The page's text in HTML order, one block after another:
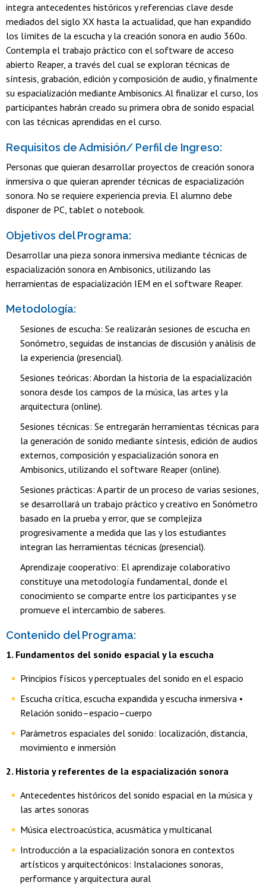
integra antecedentes históricos y referencias clave desde
mediados del siglo XX hasta la actualidad, que han expandido
los límites de la escucha y la creación sonora en audio 360o.
Contempla el trabajo práctico con el software de acceso
abierto Reaper, a través del cual se exploran técnicas de
síntesis, grabación, edición y composición de audio, y finalmente
su espacialización mediante Ambisonics. Al finalizar el curso, los
participantes habrán creado su primera obra de sonido espacial
con las técnicas aprendidas en el curso.
Requisitos de Admisión/ Perfil de Ingreso:
Personas que quieran desarrollar proyectos de creación sonora
inmersiva o que quieran aprender técnicas de espacialización
sonora. No se requiere experiencia previa. El alumno debe
disponer de PC, tablet o notebook.
Objetivos del Programa:
Desarrollar una pieza sonora inmersiva mediante técnicas de
espacialización sonora en Ambisonics, utilizando las
herramientas de espacialización IEM en el software Reaper.
Metodología:
Sesiones de escucha: Se realizarán sesiones de escucha en
Sonómetro, seguidas de instancias de discusión y análisis de
la experiencia (presencial).
Sesiones teóricas: Abordan la historia de la espacialización
sonora desde los campos de la música, las artes y la
arquitectura (online).
Sesiones técnicas: Se entregarán herramientas técnicas para
la generación de sonido mediante síntesis, edición de audios
externos, composición y espacialización sonora en
Ambisonics, utilizando el software Reaper (online).
Sesiones prácticas: A partir de un proceso de varias sesiones,
se desarrollará un trabajo práctico y creativo en Sonómetro
basado en la prueba y error, que se complejiza
progresivamente a medida que las y los estudiantes
integran las herramientas técnicas (presencial).
Aprendizaje cooperativo: El aprendizaje colaborativo
constituye una metodología fundamental, donde el
conocimiento se comparte entre los participantes y se
promueve el intercambio de saberes.
Contenido del Programa:
1. Fundamentos del sonido espacial y la escucha
Principios físicos y perceptuales del sonido en el espacio
Escucha crítica, escucha expandida y escucha inmersiva •
Relación sonido–espacio–cuerpo
Parámetros espaciales del sonido: localización, distancia,
movimiento e inmersión
2. Historia y referentes de la espacialización sonora
Antecedentes históricos del sonido espacial en la música y
las artes sonoras
Música electroacústica, acusmática y multicanal
Introducción a la espacialización sonora en contextos
artísticos y arquitectónicos: Instalaciones sonoras,
performance y arquitectura aural